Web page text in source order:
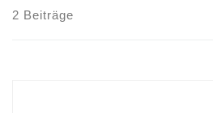
2 Beiträge